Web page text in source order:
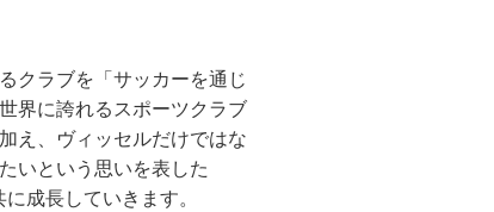
クラブを「サッカーを通じ
界に誇れるスポーツクラブ
え、ヴィッセルだけではな
いという思いを表した
成長していきます。